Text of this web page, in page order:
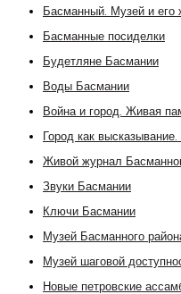
Басманный. Музей и его
Басманные посиделки
Будетляне Басмании
Воды Басмании
Война и город. Живая
Город как
Живой журнал
Звуки Басмании
Ключи Басмании
Музей Басманного
Музей шаговой
Новые петровские